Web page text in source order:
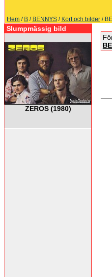
Hem / B / BENNYS / Kort och bilder /
Slumpmässig bild
ZEROS (1980)